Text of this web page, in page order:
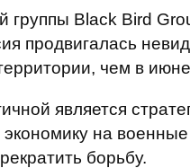
группы Black Bird
продвигалась
чем в
является
на
борьбу.